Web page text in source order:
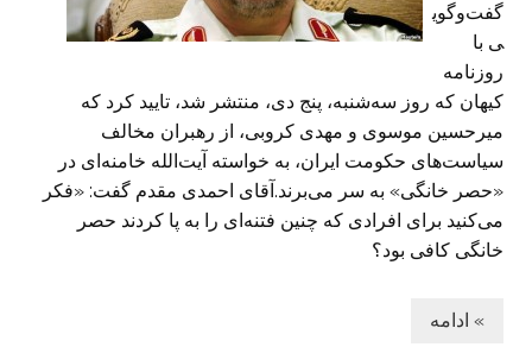
گفت‌وگوی
ی با
روزنامه
کیهان که روز سه‌شنبه، پنج دی، منتشر شد، تایید کرد که
میرحسین موسوی و مهدی کروبی، از رهبران مخالف
سیاست‌های حکومت ایران، به خواسته آیت‌الله خامنه‌ای در
«حصر خانگی» به‌ سر می‌برند.آقای احمدی‌ مقدم گفت: «فکر
می‌کنید برای افرادی که چنین فتنه‌ای را به پا کردند حصر
خانگی کافی بود؟
» ادامه